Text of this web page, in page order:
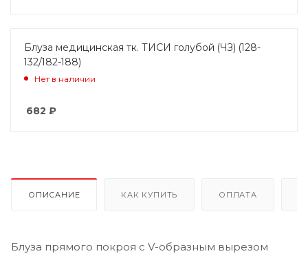
Блуза медицинская тк. ТИСИ голубой (ЧЗ) (128-
132/182-188)
Нет в наличии
682 ₽
ОПИСАНИЕ КАК КУПИТЬ ОПЛАТА
Блуза прямого покроя с V-образным вырезом